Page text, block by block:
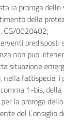
la proroga dello
della
CG/0020402;
predisposti
non puo'
situazione
nella fattispecie, i
1-bis,
la proroga
del Consiglio